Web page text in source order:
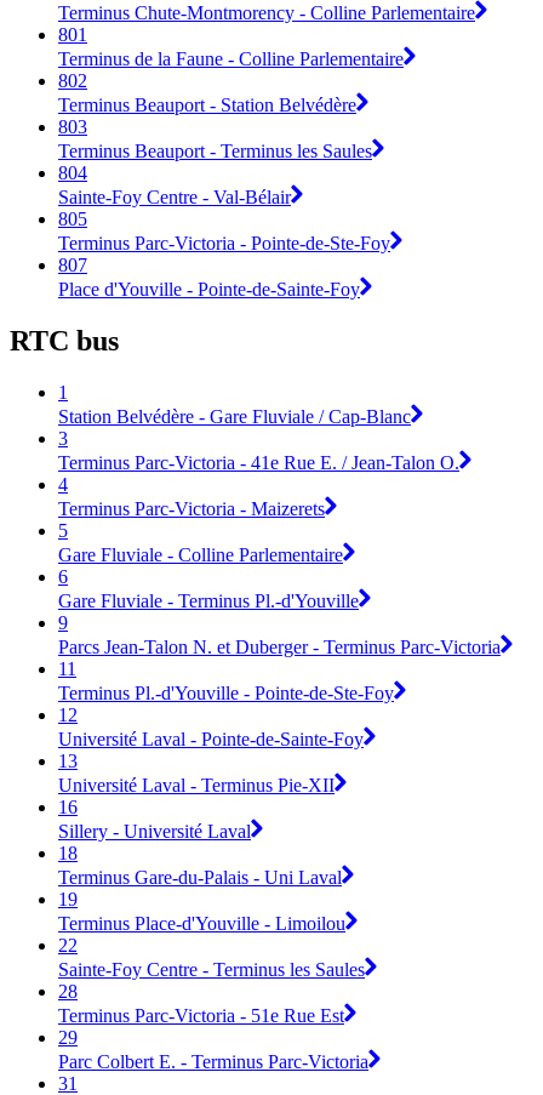
Terminus Chute-Montmorency - Colline Parlementaire
801
Terminus de la Faune - Colline Parlementaire
802
Terminus Beauport - Station Belvédère
803
Terminus Beauport - Terminus les Saules
804
Sainte-Foy Centre - Val-Bélair
805
Terminus Parc-Victoria - Pointe-de-Ste-Foy
807
Place d'Youville - Pointe-de-Sainte-Foy
RTC bus
1
Station Belvédère - Gare Fluviale / Cap-Blanc
3
Terminus Parc-Victoria - 41e Rue E. / Jean-Talon O.
4
Terminus Parc-Victoria - Maizerets
5
Gare Fluviale - Colline Parlementaire
6
Gare Fluviale - Terminus Pl.-d'Youville
9
Parcs Jean-Talon N. et Duberger - Terminus Parc-Victoria
11
Terminus Pl.-d'Youville - Pointe-de-Ste-Foy
12
Université Laval - Pointe-de-Sainte-Foy
13
Université Laval - Terminus Pie-XII
16
Sillery - Université Laval
18
Terminus Gare-du-Palais - Uni Laval
19
Terminus Place-d'Youville - Limoilou
22
Sainte-Foy Centre - Terminus les Saules
28
Terminus Parc-Victoria - 51e Rue Est
29
Parc Colbert E. - Terminus Parc-Victoria
31